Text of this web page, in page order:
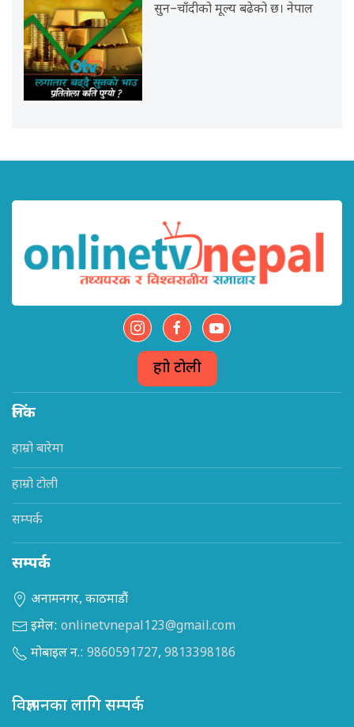
सुन–चाँदीको मूल्य बढेको छ। नेपाल
हाम्रो टोली
लिंक
हाम्रो बारेमा
हाम्रो टोली
सम्पर्क
सम्पर्क
अनामनगर, काठमाडौं
इमेल: onlinetvnepal123@gmail.com
मोबाइल न.: 9860591727, 9813398186
विज्ञापनका लागि सम्पर्क